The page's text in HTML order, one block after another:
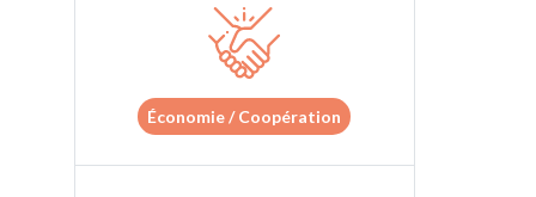
Économie / Coopération